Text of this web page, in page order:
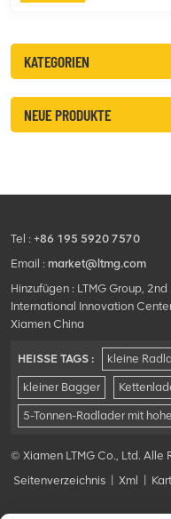
verschiedenen
Anbaugeräten ausgestattet
werden
KATEGORIEN
NEUE PRODUKTE
Tel : +86 195 5920 7570
Email : market@ltmg.com
Hinzufügen : LTMG Group,
International Innovation
Xiamen China
HEISSE TAGS : kleine
kleiner Bagger
5-Tonnen-Radlader mit
© Xiamen LTMG Co., Ltd. Alle
Seitenverzeichnis
Xml